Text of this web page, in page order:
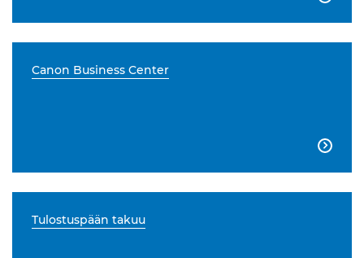
Canon Business Center

Tulostuspään takuu